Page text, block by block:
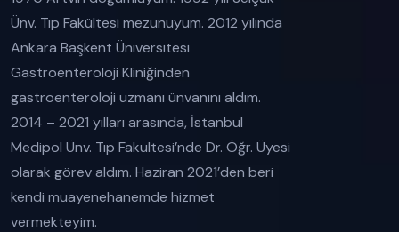
Ünv. Tıp Fakültesi mezunuyum. 2012 yılında
Ankara Başkent Üniversitesi
Gastroenteroloji Kliniğinden
gastroenteroloji uzmanı ünvanını aldım.
2014 – 2021 yılları arasında, İstanbul
Medipol Ünv. Tıp Fakultesi’nde Dr. Öğr. Üyesi
olarak görev aldım. Haziran 2021’den beri
kendi muayenehanemde hizmet
vermekteyim.